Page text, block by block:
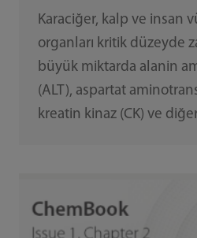
Tükenme Limiti
Parametrelerinin
Karaciğer, kalp ve insan
organları kritik düzeyde
büyük miktarda alanin
(ALT), aspartat
kreatin kinaz (CK) ve